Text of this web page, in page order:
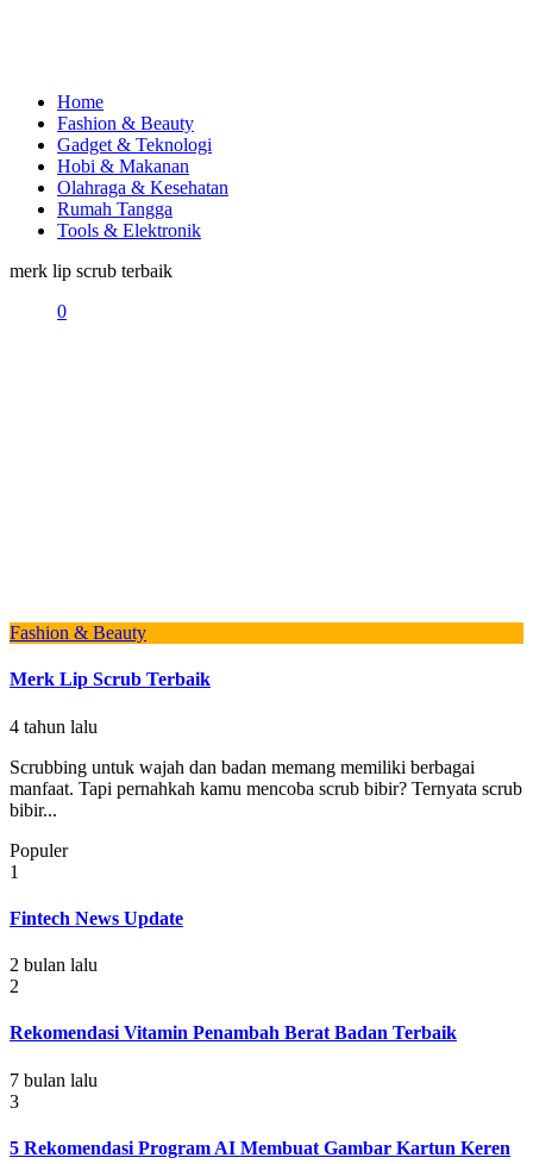
Home
Fashion & Beauty
Gadget & Teknologi
Hobi & Makanan
Olahraga & Kesehatan
Rumah Tangga
Tools & Elektronik
merk lip scrub terbaik
0
Fashion & Beauty
Merk Lip Scrub Terbaik
4 tahun lalu
Scrubbing untuk wajah dan badan memang memiliki berbagai
manfaat. Tapi pernahkah kamu mencoba scrub bibir? Ternyata scrub
bibir...
Populer
1
Fintech News Update
2 bulan lalu
2
Rekomendasi Vitamin Penambah Berat Badan Terbaik
7 bulan lalu
3
5 Rekomendasi Program AI Membuat Gambar Kartun Keren